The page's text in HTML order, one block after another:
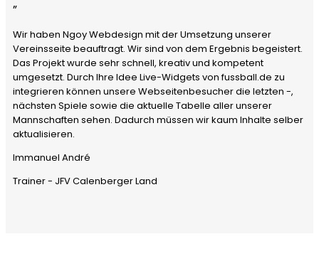
”
Wir haben Ngoy Webdesign mit der Umsetzung unserer
Vereinsseite beauftragt. Wir sind von dem Ergebnis begeistert.
Das Projekt wurde sehr schnell, kreativ und kompetent
umgesetzt. Durch Ihre Idee Live-Widgets von fussball.de zu
integrieren können unsere Webseitenbesucher die letzten -,
nächsten Spiele sowie die aktuelle Tabelle aller unserer
Mannschaften sehen. Dadurch müssen wir kaum Inhalte selber
aktualisieren.
Immanuel André
Trainer - JFV Calenberger Land